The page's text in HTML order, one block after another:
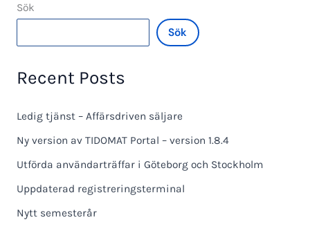
Sök
Sök
Recent Posts
Ledig tjänst – Affärsdriven säljare
Ny version av TIDOMAT Portal – version 1.8.4
Utförda användarträffar i Göteborg och Stockholm
Uppdaterad registreringsterminal
Nytt semesterår